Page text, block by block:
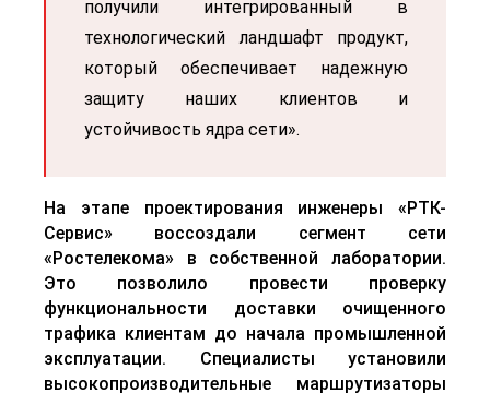
получили интегрированный в
технологический ландшафт продукт,
который обеспечивает надежную
защиту наших клиентов и
устойчивость ядра сети».
На этапе проектирования инженеры «РТК-
Сервис» воссоздали сегмент сети
«Ростелекома» в собственной лаборатории.
Это позволило провести проверку
функциональности доставки очищенного
трафика клиентам до начала промышленной
эксплуатации. Специалисты установили
высокопроизводительные маршрутизаторы